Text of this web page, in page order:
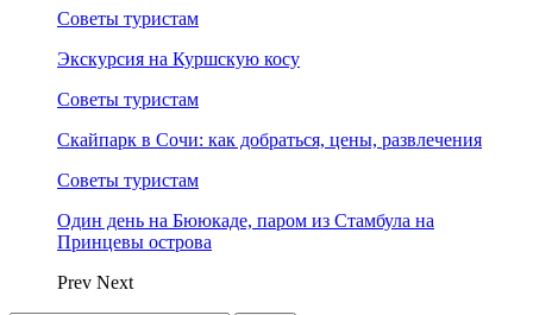
Советы туристам
Экскурсия на Куршскую косу
Советы туристам
Скайпарк в Сочи: как добраться, цены, развлечения
Советы туристам
Один день на Бююкаде, паром из Стамбула на
Принцевы острова
Prev Next